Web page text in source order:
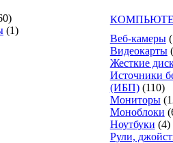
(1)
Веб-камеры
Видеокарты
Жесткие
Источники
(ИБП) (110)
Мониторы
Моноблоки
Ноутбуки (4)
Рули,